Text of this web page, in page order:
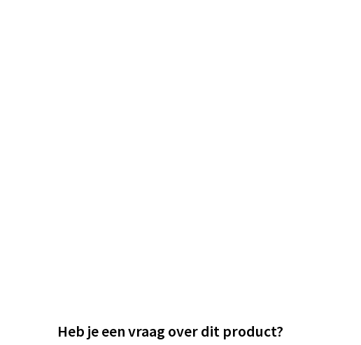
Heb je een vraag over dit product?